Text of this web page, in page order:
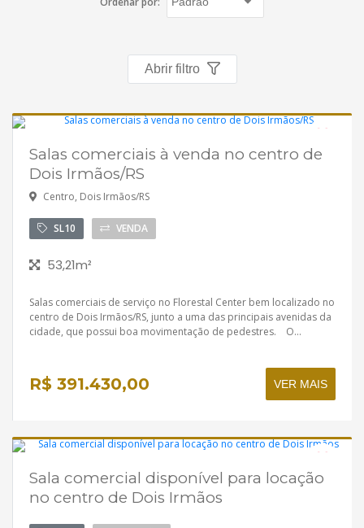
Imóveis favoritos
Abrir filtro
Salas comerciais à venda no centro de
Dois Irmãos/RS
Centro, Dois Irmãos/RS
SL10 VENDA
53,21m²
Salas comerciais de serviço no Florestal Center bem localizado no
centro de Dois Irmãos/RS, junto a uma das principais avenidas da
cidade, que possui boa movimentação de pedestres. O...
R$ 391.430,00 VER MAIS
Sala comercial disponível para locação
no centro de Dois Irmãos